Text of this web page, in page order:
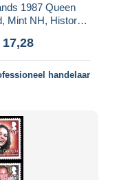
1987 Queen
Mint NH, History -
17,28
handelaar